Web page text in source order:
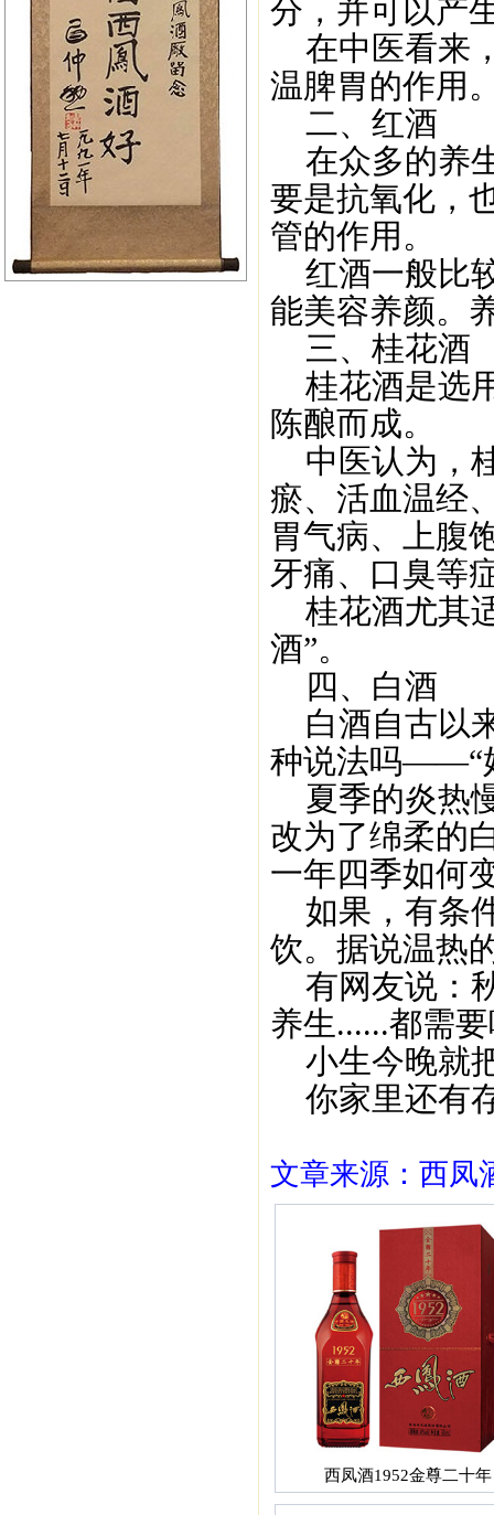
分，并可以产
在中医看来
温脾胃的作用
二、红酒
在众多的养
要是抗氧化，
管的作用。
红酒一般比
能美容养颜。
三、桂花酒
桂花酒是选
陈酿而成。
中医认为，
瘀、活血温经
胃气病、上腹
牙痛、口臭等
桂花酒尤其
酒”。
四、白酒
白酒自古以
种说法吗——“
夏季的炎热
改为了绵柔的
一年四季如何
如果，有条
饮。据说温热
有网友说：
养生......都需
小生今晚就
你家里还有
文章来源：西凤
西凤酒1952金尊二十年